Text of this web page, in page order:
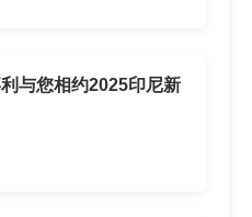
与您相约2025印尼新